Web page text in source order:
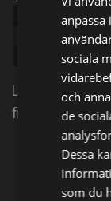
Publicerad: 1996
The
Komedi
Livet blir surt
flyttar in hos
sociala
och
de
Dessa
som du